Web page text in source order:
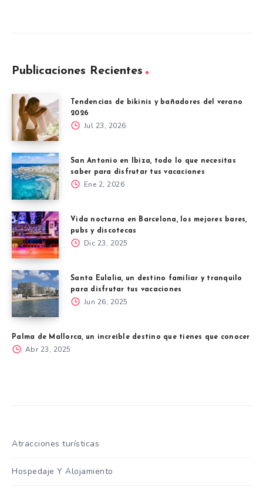
Publicaciones Recientes
Tendencias de bikinis y bañadores del verano
2026
Jul 23, 2026
San Antonio en Ibiza, todo lo que necesitas
saber para disfrutar tus vacaciones
Ene 2, 2026
Vida nocturna en Barcelona, los mejores bares,
pubs y discotecas
Dic 23, 2025
Santa Eulalia, un destino familiar y tranquilo
para disfrutar tus vacaciones
Jun 26, 2025
Palma de Mallorca, un increíble destino que tienes que conocer
Abr 23, 2025
Atracciones turísticas
Hospedaje Y Alojamiento